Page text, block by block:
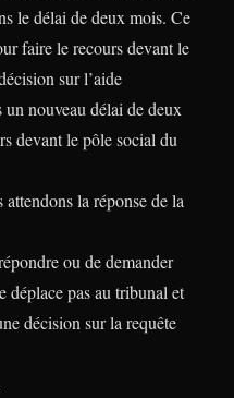
le délai de deux mois. Ce
faire le recours devant le
sur l’aide
nouveau délai de deux
devant le pôle social du
la réponse de la
ou de demander
déplace pas au tribunal et
décision sur la requête